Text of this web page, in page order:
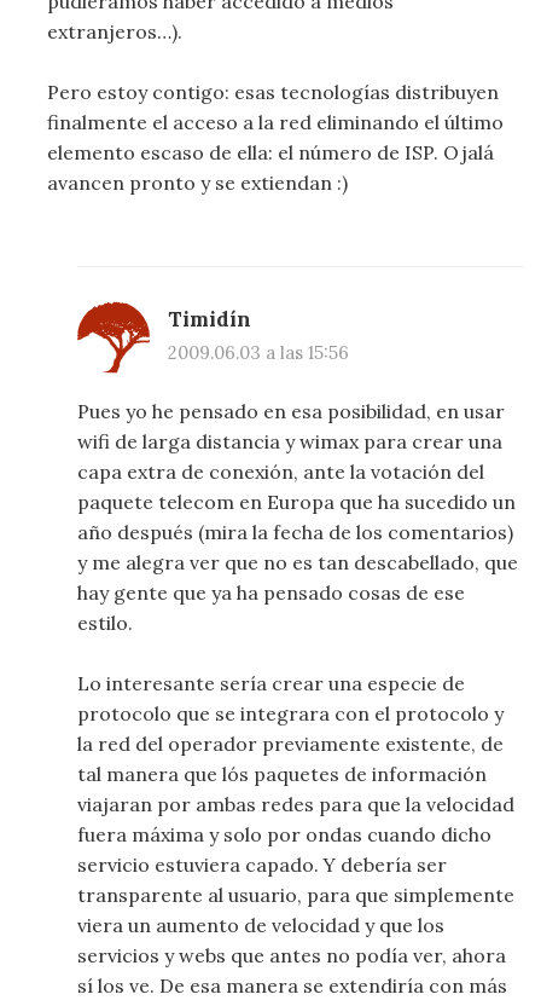
extranjeros…).
Pero estoy contigo: esas tecnologías distribuyen
finalmente el acceso a la red eliminando el último
elemento escaso de ella: el número de ISP. Ojalá
avancen pronto y se extiendan :)
Timidín
2009.06.03 a las 15:56
Pues yo he pensado en esa posibilidad, en usar
wifi de larga distancia y wimax para crear una
capa extra de conexión, ante la votación del
paquete telecom en Europa que ha sucedido un
año después (mira la fecha de los comentarios)
y me alegra ver que no es tan descabellado, que
hay gente que ya ha pensado cosas de ese
estilo.
Lo interesante sería crear una especie de
protocolo que se integrara con el protocolo y
la red del operador previamente existente, de
tal manera que lós paquetes de información
viajaran por ambas redes para que la velocidad
fuera máxima y solo por ondas cuando dicho
servicio estuviera capado. Y debería ser
transparente al usuario, para que simplemente
viera un aumento de velocidad y que los
servicios y webs que antes no podía ver, ahora
sí los ve. De esa manera se extendiría con más